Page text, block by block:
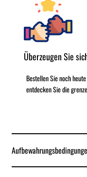
Überzeugen Sie
Bestellen Sie noch
entdecken Sie die